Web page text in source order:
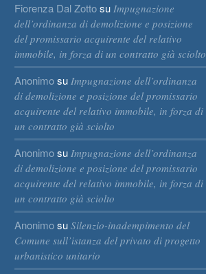
Fiorenza Dal Zottosu Impugnazione
dell’ordinanza di demolizione e posizione
del promissario acquirente del relativo
immobile, in forza di un contratto già sciolto
Anonimosu Impugnazione dell’ordinanza
di demolizione e posizione del promissario
acquirente del relativo immobile, in forza di
un contratto già sciolto
Anonimosu Impugnazione dell’ordinanza
di demolizione e posizione del promissario
acquirente del relativo immobile, in forza di
un contratto già sciolto
Anonimosu Silenzio-inadempimento del
Comune sull’istanza del privato di progetto
urbanistico unitario